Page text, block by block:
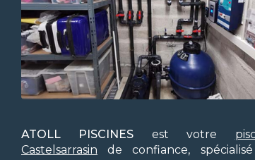
ATOLL PISCINES est votre
Castelsarrasin de confiance,